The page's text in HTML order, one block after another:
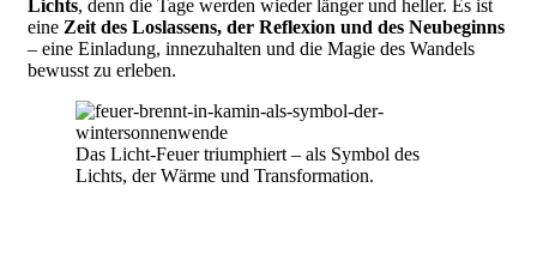
Lichts, denn die Tage werden wieder länger und heller. Es ist
eine Zeit des Loslassens, der Reflexion und des Neubeginns
– eine Einladung, innezuhalten und die Magie des Wandels
bewusst zu erleben.
Das Licht-Feuer triumphiert – als Symbol des
Lichts, der Wärme und Transformation.